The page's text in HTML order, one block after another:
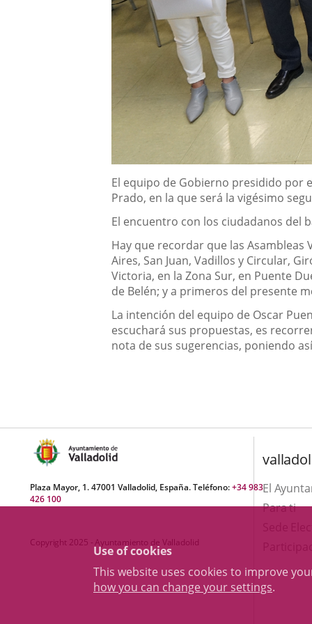
Use of cookies
This website uses cookies to improve
how you can change your settings.
Descripción
El equipo de Gobierno presidido por
Prado, en la que será la vigésimo
El encuentro con los ciudadanos del
Hay que recordar que las Asambleas
Aires, San Juan, Vadillos y Circular,
Victoria, en la Zona Sur, en Puente
de Belén; y a primeros del presente
La intención del equipo de Oscar
escuchará sus propuestas, es
nota de sus sugerencias, poniendo
Plaza Mayor, 1. 47001 Valladolid, España. Teléfono:+34 983
426 100
Copyright 2025 - Ayuntamiento de Valladolid
El
Para ti